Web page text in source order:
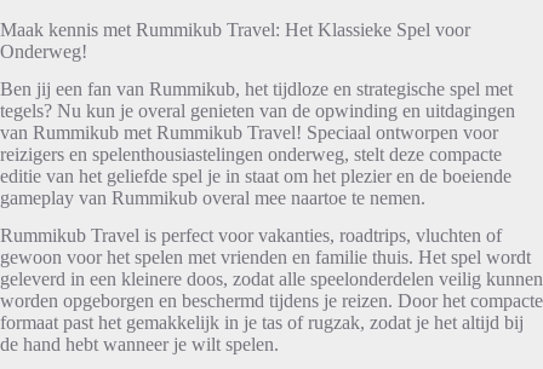
Maak kennis met Rummikub Travel: Het Klassieke Spel voor
Onderweg!
Ben jij een fan van Rummikub, het tijdloze en strategische spel met
tegels? Nu kun je overal genieten van de opwinding en uitdagingen
van Rummikub met Rummikub Travel! Speciaal ontworpen voor
reizigers en spelenthousiastelingen onderweg, stelt deze compacte
editie van het geliefde spel je in staat om het plezier en de boeiende
gameplay van Rummikub overal mee naartoe te nemen.
Rummikub Travel is perfect voor vakanties, roadtrips, vluchten of
gewoon voor het spelen met vrienden en familie thuis. Het spel wordt
geleverd in een kleinere doos, zodat alle speelonderdelen veilig kunnen
worden opgeborgen en beschermd tijdens je reizen. Door het compacte
formaat past het gemakkelijk in je tas of rugzak, zodat je het altijd bij
de hand hebt wanneer je wilt spelen.